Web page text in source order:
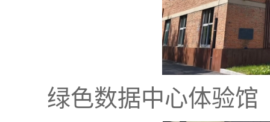
绿色数据中心体验馆